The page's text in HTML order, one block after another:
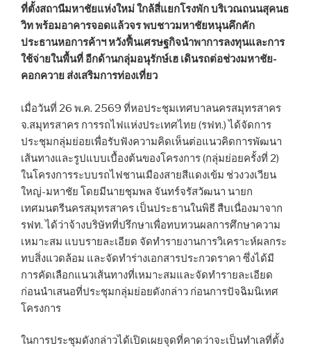
ที่ตั้งสถานีมหาชัยแห่งใหม่ ใกล้สี่แยกโรงพัก บริเวณถนนสุคนธ
วิท พร้อมอาคารจอดแล้วจร พบชาวมหาชัยหนุนคึกคัก
ประธานหอการค้าฯ หวังฟื้นเศรษฐกิจนำพาการลงทุนและการ
ใช้จ่ายในพื้นที่ อีกด้านกลุ่มอนุรักษ์เฮ เดินรถต่อช่วงมหาชัย-
คอกควาย ส่งเสริมการท่องเที่ยว
เมื่อวันที่ 26 พ.ค. 2569 ที่หอประชุมเทศบาลนครสมุทรสาคร
จ.สมุทรสาคร การรถไฟแห่งประเทศไทย (รฟท.) ได้จัดการ
ประชุมกลุ่มย่อยเพื่อรับฟังความคิดเห็นต่อแนวคิดการพัฒนา
เส้นทางและรูปแบบเบื้องต้นของโครงการ (กลุ่มย่อยครั้งที่ 2)
ในโครงการระบบรถไฟชานเมืองสายสีแดงเข้ม ช่วงวงเวียน
ใหญ่-มหาชัย โดยมีนายชุมพล จันทร์จรัสวัฒนา นายก
เทศมนตรีนครสมุทรสาคร เป็นประธานในพิธี สืบเนื่องมาจาก
รฟท. ได้ว่าจ้างบริษัทที่ปรึกษาเพื่อทบทวนผลการศึกษาความ
เหมาะสม แบบรายละเอียด จัดทำรายงานการวิเคราะห์ผลกระ
ทบสิ่งแวดล้อม และจัดทำร่างเอกสารประกวดราคา ซึ่งได้มี
การคัดเลือกแนวเส้นทางที่เหมาะสมและจัดทำรายละเอียด
ก่อนนำเสนอที่ประชุมกลุ่มย่อยดังกล่าว ก่อนการปัจฉิมนิเทศ
โครงการ
ในการประชุมดังกล่าวได้เปิดเผยจุดที่คาดว่าจะเป็นทำเลที่ตั้ง